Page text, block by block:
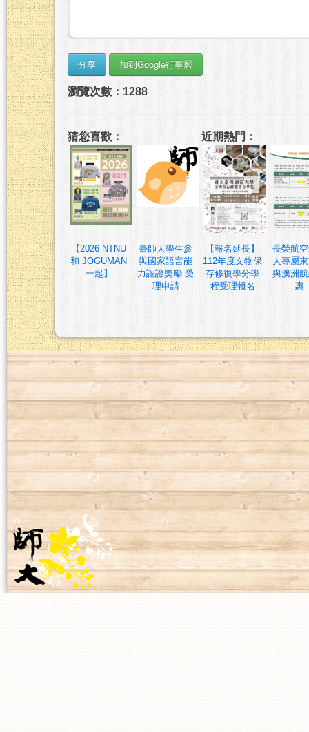
瀏覽次數：1288
猜您喜歡：
【2026 NTNU
和 JOGUMAN
一起】
臺師大學生參
與國家語言能
力認證獎勵 受
理申請
近期熱門：
【報名延長】
112年度文物保
存修復學分學
程受理報名
長榮航
人專屬
與澳洲
惠